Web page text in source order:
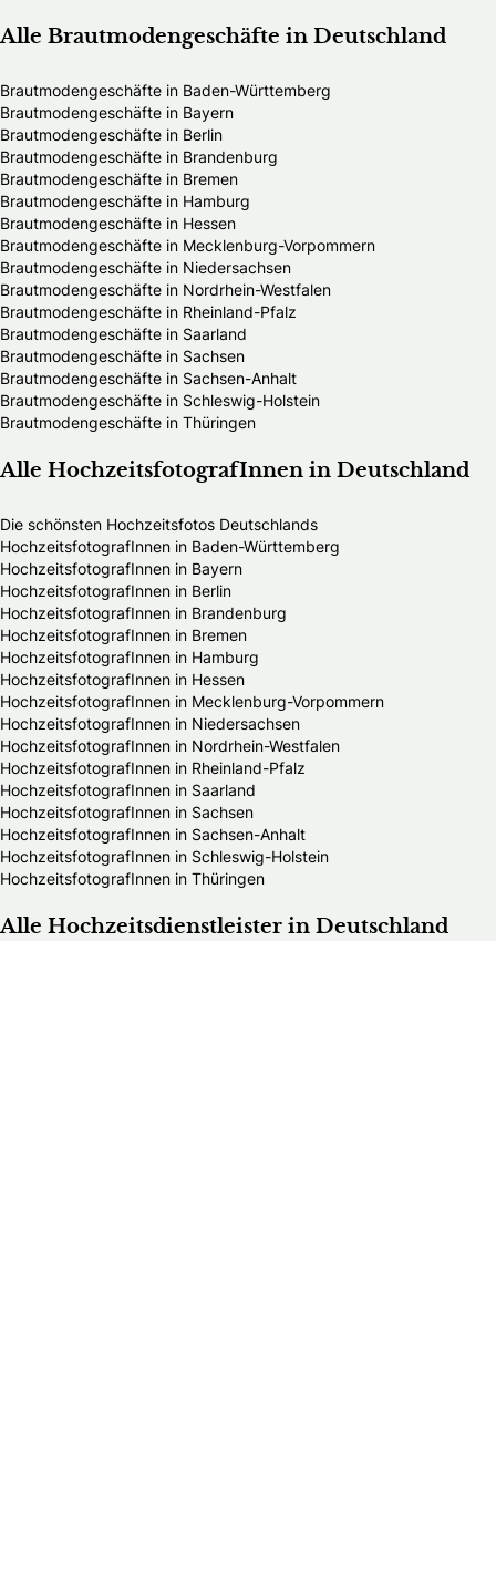
Alle Brautmodengeschäfte in Deutschland
Brautmodengeschäfte in Baden-Württemberg
Brautmodengeschäfte in Bayern
Brautmodengeschäfte in Berlin
Brautmodengeschäfte in Brandenburg
Brautmodengeschäfte in Bremen
Brautmodengeschäfte in Hamburg
Brautmodengeschäfte in Hessen
Brautmodengeschäfte in Mecklenburg-Vorpommern
Brautmodengeschäfte in Niedersachsen
Brautmodengeschäfte in Nordrhein-Westfalen
Brautmodengeschäfte in Rheinland-Pfalz
Brautmodengeschäfte in Saarland
Brautmodengeschäfte in Sachsen
Brautmodengeschäfte in Sachsen-Anhalt
Brautmodengeschäfte in Schleswig-Holstein
Brautmodengeschäfte in Thüringen
Alle HochzeitsfotografInnen in Deutschland
Die schönsten Hochzeitsfotos Deutschlands
HochzeitsfotografInnen in Baden-Württemberg
HochzeitsfotografInnen in Bayern
HochzeitsfotografInnen in Berlin
HochzeitsfotografInnen in Brandenburg
HochzeitsfotografInnen in Bremen
HochzeitsfotografInnen in Hamburg
HochzeitsfotografInnen in Hessen
HochzeitsfotografInnen in Mecklenburg-Vorpommern
HochzeitsfotografInnen in Niedersachsen
HochzeitsfotografInnen in Nordrhein-Westfalen
HochzeitsfotografInnen in Rheinland-Pfalz
HochzeitsfotografInnen in Saarland
HochzeitsfotografInnen in Sachsen
HochzeitsfotografInnen in Sachsen-Anhalt
HochzeitsfotografInnen in Schleswig-Holstein
HochzeitsfotografInnen in Thüringen
Alle Hochzeitsdienstleister in Deutschland